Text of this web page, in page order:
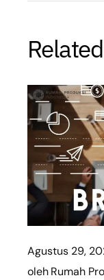
Agustus 29,
olehRumah